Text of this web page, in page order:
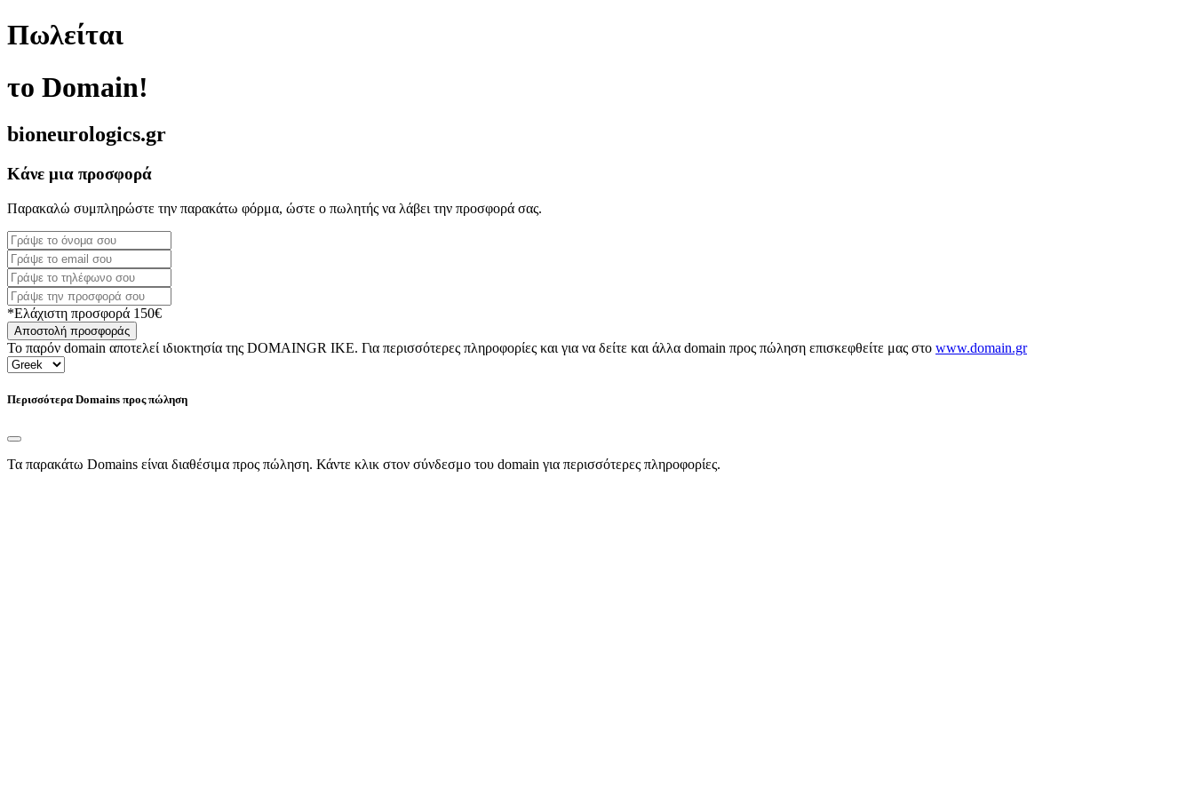
Πωλείται
το Domain!
bioneurologics.gr
Κάνε μια προσφορά
Παρακαλώ συμπληρώστε την παρακάτω φόρμα, ώστε ο πωλητής να λάβει την προσφορά σας.
*Ελάχιστη προσφορά 150€
Αποστολή προσφοράς
Το παρόν domain αποτελεί ιδιοκτησία της DOMAINGR ΙΚΕ. Για περισσότερες πληροφορίες και για να δείτε και άλλα domain προς πώληση επισκεφθείτε μας στο www.domain.gr
Περισσότερα Domains προς πώληση
Τα παρακάτω Domains είναι διαθέσιμα προς πώληση. Κάντε κλικ στον σύνδεσμο του domain για περισσότερες πληροφορίες.